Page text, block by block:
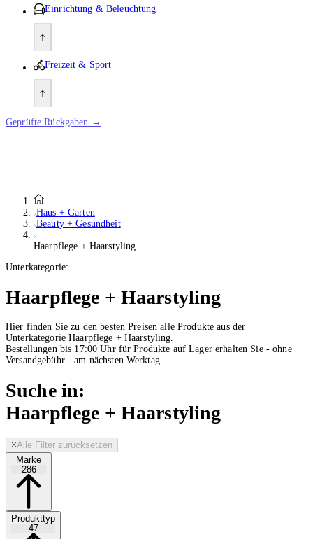
Einrichtung & Beleuchtung
Freizeit & Sport
Geprüfte Rückgaben →
Haus + Garten
Beauty + Gesundheit
Haarpflege + Haarstyling
Unterkategorie:
Haarpflege + Haarstyling
Hier finden Sie zu den besten Preisen alle Produkte aus der
Unterkategorie Haarpflege + Haarstyling.
Bestellungen bis 17:00 Uhr für Produkte auf Lager erhalten Sie - ohne
Versandgebühr - am nächsten Werktag.
Suche in:
Haarpflege + Haarstyling
Alle Filter zurücksetzen
Marke
286
Produkttyp
47